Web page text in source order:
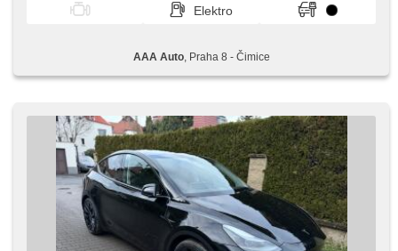
Elektro
AAA Auto, Praha 8 - Čimice